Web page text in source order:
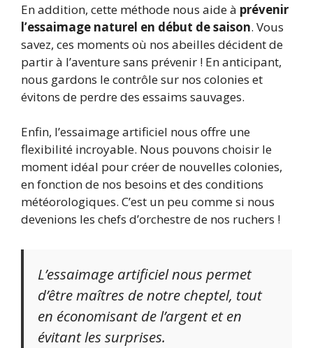
En addition, cette méthode nous aide à prévenir
l’essaimage naturel en début de saison. Vous
savez, ces moments où nos abeilles décident de
partir à l’aventure sans prévenir ! En anticipant,
nous gardons le contrôle sur nos colonies et
évitons de perdre des essaims sauvages.
Enfin, l’essaimage artificiel nous offre une
flexibilité incroyable. Nous pouvons choisir le
moment idéal pour créer de nouvelles colonies,
en fonction de nos besoins et des conditions
météorologiques. C’est un peu comme si nous
devenions les chefs d’orchestre de nos ruchers !
L’essaimage artificiel nous permet
d’être maîtres de notre cheptel, tout
en économisant de l’argent et en
évitant les surprises.